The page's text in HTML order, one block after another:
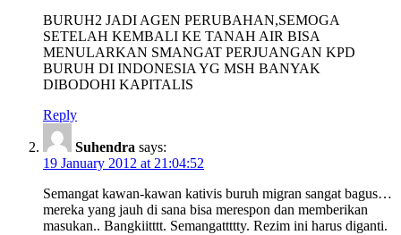
BURUH2 JADI AGEN PERUBAHAN,SEMOGA
SETELAH KEMBALI KE TANAH AIR BISA
MENULARKAN SMANGAT PERJUANGAN KPD
BURUH DI INDONESIA YG MSH BANYAK
DIBODOHI KAPITALIS
Reply
Suhendra says:
19 January 2012 at 21:04:52
Semangat kawan-kawan kativis buruh migran sangat bagus…
mereka yang jauh di sana bisa merespon dan memberikan
masukan.. Bangkiitttt. Semangattttty. Rezim ini harus diganti.